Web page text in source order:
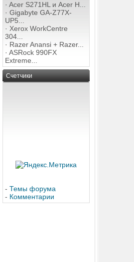
· Acer S271HL и Acer H...
· Gigabyte GA-Z77X-
UP5...
· Xerox WorkCentre
304...
· Razer Anansi + Razer...
· ASRock 990FX
Extreme...
Счетчики
- Темы форума
- Комментарии